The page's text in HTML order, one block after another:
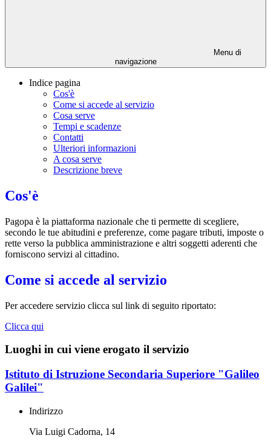
Menu di
navigazione
Indice pagina
Cos'è
Come si accede al servizio
Cosa serve
Tempi e scadenze
Contatti
Ulteriori informazioni
A cosa serve
Descrizione breve
Cos'è
Pagopa è la piattaforma nazionale che ti permette di scegliere,
secondo le tue abitudini e preferenze, come pagare tributi, imposte o
rette verso la pubblica amministrazione e altri soggetti aderenti che
forniscono servizi al cittadino.
Come si accede al servizio
Per accedere servizio clicca sul link di seguito riportato:
Clicca qui
Luoghi in cui viene erogato il servizio
Istituto di Istruzione Secondaria Superiore "Galileo
Galilei"
Indirizzo
Via Luigi Cadorna, 14